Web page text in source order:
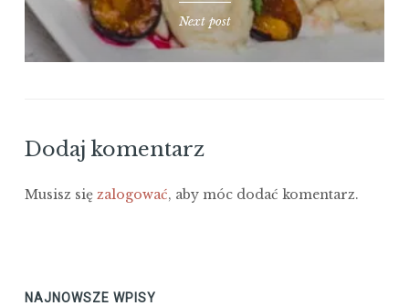
Next post
Dodaj komentarz
Musisz się zalogować, aby móc dodać komentarz.
NAJNOWSZE WPISY